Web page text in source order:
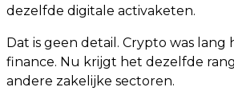
dezelfde digitale activaketen.
Dat is geen detail. Crypto was lang
finance. Nu krijgt het dezelfde
andere zakelijke sectoren.